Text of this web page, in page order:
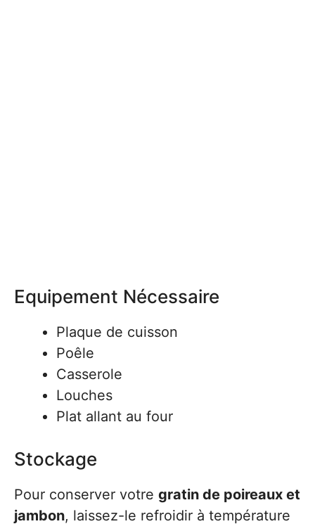
Equipement Nécessaire
Plaque de cuisson
Poêle
Casserole
Louches
Plat allant au four
Stockage
Pour conserver votre gratin de poireaux et
jambon, laissez-le refroidir à température